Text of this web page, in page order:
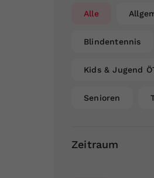
Alle
Blindentennis
Kids & Jugend
Senioren
Zeitraum